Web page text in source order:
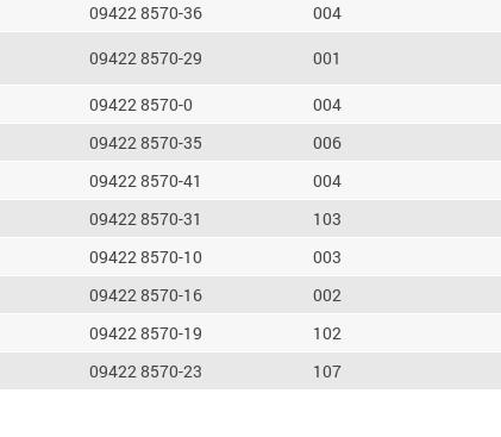
09422 8570-36 004
09422 8570-29 001
09422 8570-0 004
09422 8570-35 006
09422 8570-41 004
09422 8570-31 103
09422 8570-10 003
09422 8570-16 002
09422 8570-19 102
09422 8570-23 107